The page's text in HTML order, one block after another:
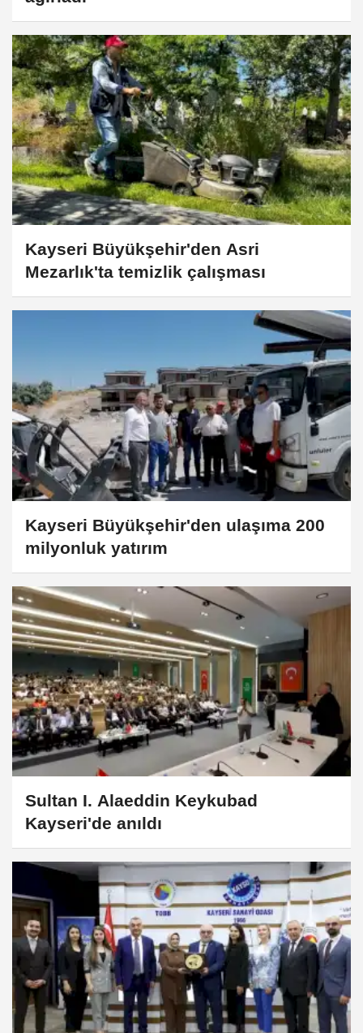
Kayseri Büyükşehir'den Asri
Mezarlık'ta temizlik çalışması
Kayseri Büyükşehir'den ulaşıma 200
milyonluk yatırım
Sultan I. Alaeddin Keykubad
Kayseri'de anıldı